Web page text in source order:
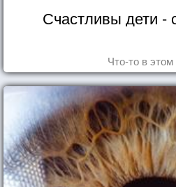
Счастливы дети -
Что-то в этом